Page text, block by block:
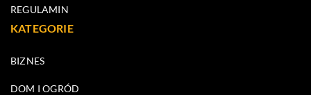
REGULAMIN
KATEGORIE
BIZNES
DOM I OGRÓD